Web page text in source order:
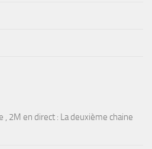
, 2M en direct : La deuxième chaine